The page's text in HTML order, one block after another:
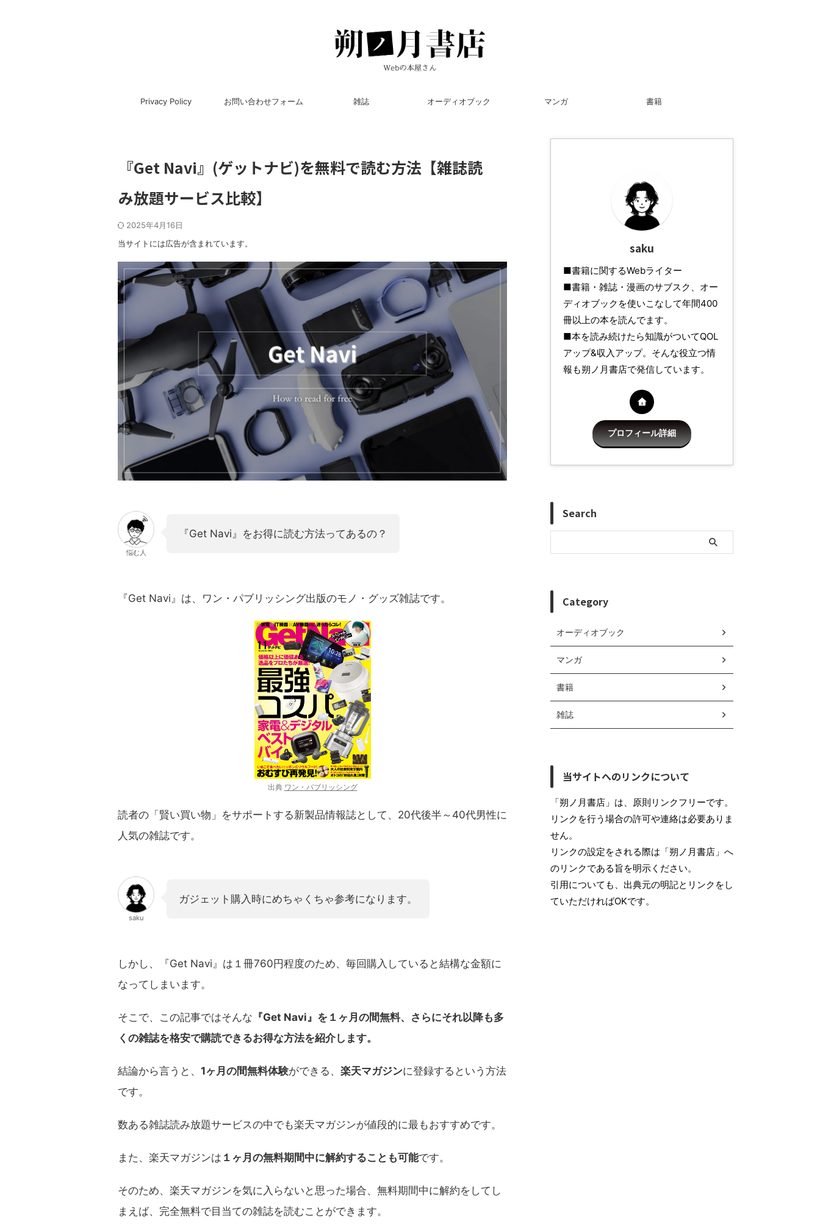
Privacy Policy お問い合わせフォーム 雑誌 オーディオブック マンガ 書籍
『Get Navi』(ゲットナビ)を無料で読む方法【雑誌読
み放題サービス比較】
2025年4月16日
当サイトには広告が含まれています。
悩む人
『Get Navi』をお得に読む方法ってあるの？
『Get Navi』は、ワン・パブリッシング出版のモノ・グッズ雑誌です。
出典 ワン・パブリッシング
読者の「賢い買い物」をサポートする新製品情報誌として、20代後半～40代男性に
人気の雑誌です。
saku
ガジェット購入時にめちゃくちゃ参考になります。
しかし、『Get Navi』は１冊760円程度のため、毎回購入していると結構な金額に
なってしまいます。
そこで、この記事ではそんな 『Get Navi』を１ヶ月の間無料、さらにそれ以降も多
くの雑誌を格安で購読できるお得な方法を紹介します。
結論から言うと、 1ヶ月の間無料体験ができる、 楽天マガジンに登録するという方法
です。
数ある雑誌読み放題サービスの中でも楽天マガジンが値段的に最もおすすめです。
また、楽天マガジンは １ヶ月の無料期間中に解約することも可能です。
そのため、楽天マガジンを気に入らないと思った場合、無料期間中に解約をしてし
まえば、完全無料で目当ての雑誌を読むことができます。
saku
■書籍に関するWebライター
■書籍・雑誌・漫画のサブスク、オー
ディオブックを使いこなして年間400
冊以上の本を読んでます。
■本を読み続けたら知識がついてQOL
アップ&収入アップ。そんな役立つ情
報も朔ノ月書店で発信しています。
プロフィール詳細
Search
Category
オーディオブック
マンガ
書籍
雑誌
当サイトへのリンクについて
「朔ノ月書店」は、原則リンクフリーです。
リンクを行う場合の許可や連絡は必要ありま
せん。
リンクの設定をされる際は「朔ノ月書店」へ
のリンクである旨を明示ください。
引用についても、出典元の明記とリンクをし
ていただければOKです。